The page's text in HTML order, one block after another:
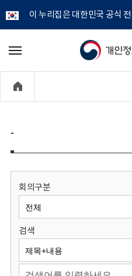
이 누리집은 대한민국 공식
개
정
보
원
회
메
기
-
회의구분
검색